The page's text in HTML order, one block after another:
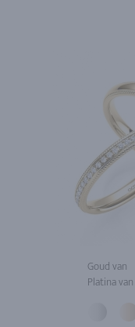
Goud van
Platina van